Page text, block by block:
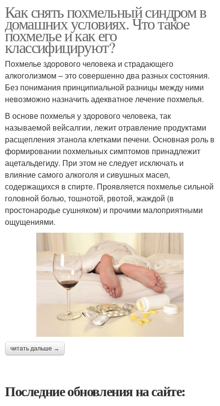
Как снять похмельный синдром в
домашних условиях. Что такое
похмелье и как его
классифицируют?
Похмелье здорового человека и страдающего
алкоголизмом – это совершенно два разных состояния.
Без понимания принципиальной разницы между ними
невозможно назначить адекватное лечение похмелья.
В основе похмелья у здорового человека, так
называемой вейсалгии, лежит отравление продуктами
расщепления этанола клетками печени. Основная роль в
формировании похмельных симптомов принадлежит
ацетальдегиду. При этом не следует исключать и
влияние самого алкоголя и сивушных масел,
содержащихся в спирте. Проявляется похмелье сильной
головной болью, тошнотой, рвотой, жаждой (в
простонародье сушняком) и прочими малоприятными
ощущениями.
читать дальше →
Последние обновления на сайте: